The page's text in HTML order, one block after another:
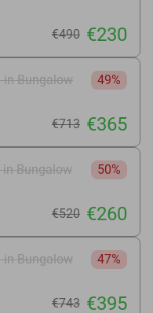
€490 €230
in Bungalow
49%
€713 €365
in Bungalow
50%
€520 €260
in Bungalow
47%
€743 €395